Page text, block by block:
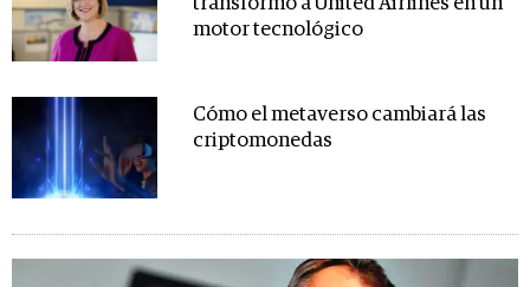
motor tecnológico
Cómo el metaverso cambiará las
criptomonedas